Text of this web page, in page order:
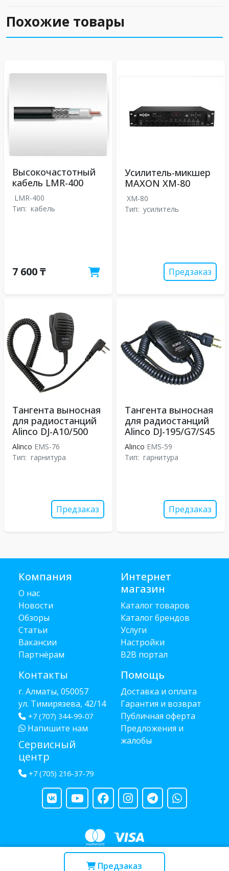
Предзаказ
Похожие товары
Высокочастотный
кабель LMR-400
LMR-400
Тип: кабель
7 600 ₸
Усилитель-микшер
MAXON XM-80
XM-80
Тип: усилитель
Предзаказ
Тангента выносная
для радиостанций
Alinco DJ-A10/500
Alinco EMS-76
Тип: гарнитура
Предзаказ
Тангента выносная
для радиостанций
Alinco DJ-195/G7/S45
Alinco EMS-59
Тип: гарнитура
Предзаказ
Компания
О нас
Новости
Обзоры
Статьи
Вакансии
Партнёрам
Контакты
г. Алматы, 050057
ул. Тимирязева, 42/14
+7 (707) 344-99-07
Напишите нам
Сервисный
центр
+7 (705) 216-37-79
Интернет
магазин
Каталог товаров
Каталог брендов
Услуги
Настройки
B2B портал
Помощь
Доставка и оплата
Гарантия и возврат
Публичная оферта
Предложения и
жалобы
Copyright © 2013 - 2026 RUBA - разработано